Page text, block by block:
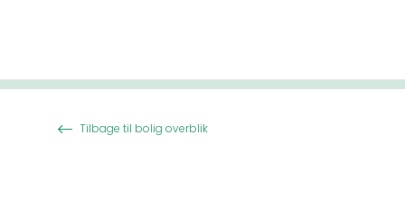
Tilbage til bolig overblik